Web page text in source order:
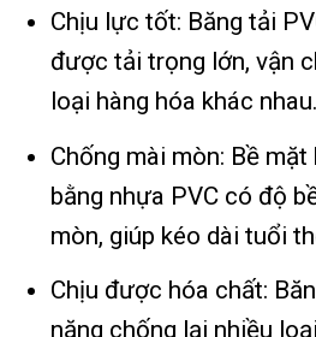
Chịu lực tốt: Băng tải
được tải trọng lớn, vận
loại hàng hóa khác nhau.
Chống mài mòn: Bề
bằng nhựa PVC có độ
mòn, giúp kéo dài tuổi
Chịu được hóa chất:
năng chống lại nhiều